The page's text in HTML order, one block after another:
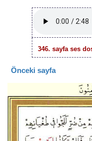
346. sayfa ses
Önceki sayfa